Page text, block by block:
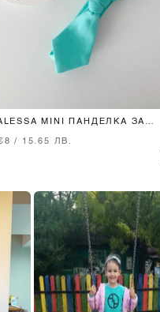
MINI ПАНДЕЛКА ЗА
/ 15.65 ЛВ.